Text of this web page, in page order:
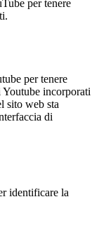
per tenere
per tenere
incorporati
sito web sta
di
identificare la